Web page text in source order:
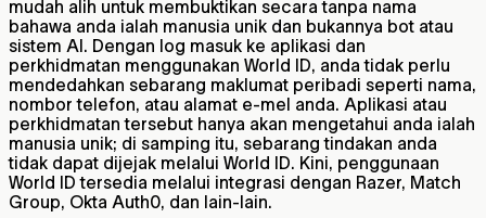
mudah alih untuk membuktikan secara tanpa nama
bahawa anda ialah manusia unik dan bukannya bot atau
sistem AI. Dengan log masuk ke aplikasi dan
perkhidmatan menggunakan World ID, anda tidak perlu
mendedahkan sebarang maklumat peribadi seperti nama,
nombor telefon, atau alamat e-mel anda. Aplikasi atau
perkhidmatan tersebut hanya akan mengetahui anda ialah
manusia unik; di samping itu, sebarang tindakan anda
tidak dapat dijejak melalui World ID. Kini, penggunaan
World ID tersedia melalui integrasi dengan Razer, Match
Group, Okta Auth0, dan lain-lain.